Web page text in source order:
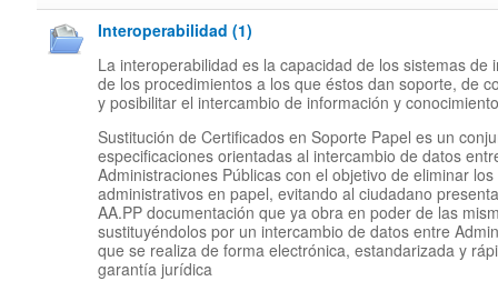
Interoperabilidad (1)
La interoperabilidad es la capacidad de los sistemas de
de los procedimientos a los que éstos dan soporte, de
y posibilitar el intercambio de información y
Sustitución de Certificados en Soporte Papel es un
especificaciones orientadas al intercambio de datos
Administraciones Públicas con el objetivo de eliminar
administrativos en papel, evitando al ciudadano
AA.PP documentación que ya obra en poder de las
sustituyéndolos por un intercambio de datos entre
que se realiza de forma electrónica, estandarizada y
garantía jurídica